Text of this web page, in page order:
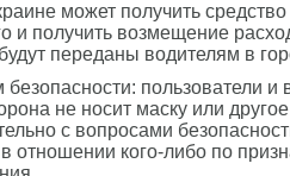
может получить
и получить возмещение
переданы водителям в
пользователи и
не носит маску или
с вопросами
кого-либо по